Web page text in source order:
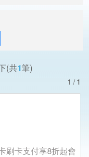
(共1筆)
1/1
刷卡支付享8折起會